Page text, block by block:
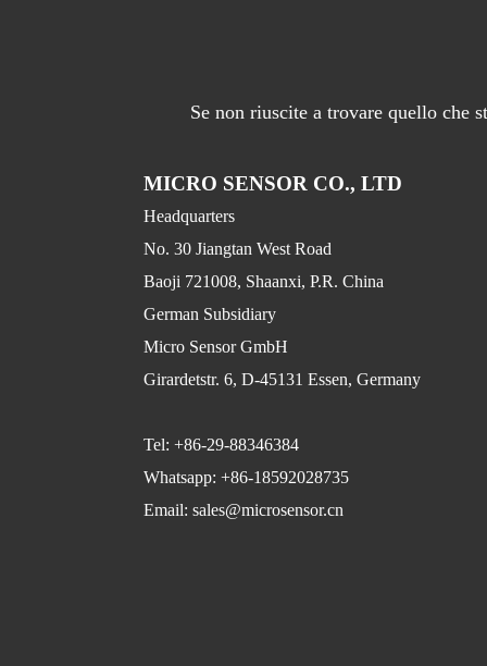
Se non riuscite a trovare quello che
MICRO SENSOR CO., LTD
Headquarters
No. 30 Jiangtan West Road
Baoji 721008, Shaanxi, P.R. China
German Subsidiary
Micro Sensor GmbH
Girardetstr. 6, D-45131 Essen, Germany
Tel: +86-29-88346384
Whatsapp: +86-18592028735
Email: sales@microsensor.cn